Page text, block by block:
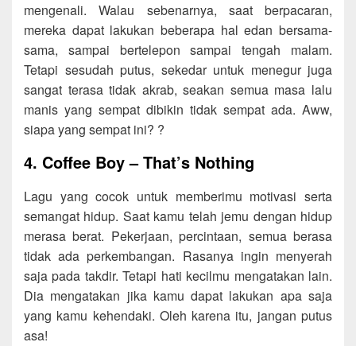
mengenali. Walau sebenarnya, saat berpacaran,
mereka dapat lakukan beberapa hal edan bersama-
sama, sampai bertelepon sampai tengah malam.
Tetapi sesudah putus, sekedar untuk menegur juga
sangat terasa tidak akrab, seakan semua masa lalu
manis yang sempat dibikin tidak sempat ada. Aww,
siapa yang sempat ini? ?
4. Coffee Boy – That’s Nothing
Lagu yang cocok untuk memberimu motivasi serta
semangat hidup. Saat kamu telah jemu dengan hidup
merasa berat. Pekerjaan, percintaan, semua berasa
tidak ada perkembangan. Rasanya ingin menyerah
saja pada takdir. Tetapi hati kecilmu mengatakan lain.
Dia mengatakan jika kamu dapat lakukan apa saja
yang kamu kehendaki. Oleh karena itu, jangan putus
asa!